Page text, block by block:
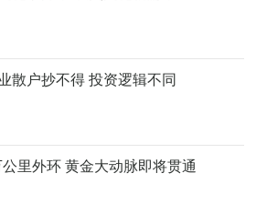
散户抄不得 投资逻辑不同
里外环 黄金大动脉即将贯通